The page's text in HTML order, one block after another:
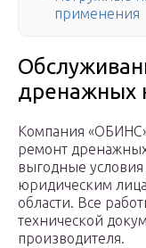
применения
дренажных
Компания
ремонт
выгодные
юридическим
области. Все
технической
производителя.